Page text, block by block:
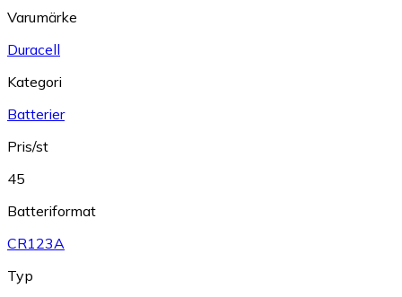
Varumärke
Duracell
Kategori
Batterier
Pris/st
45
Batteriformat
CR123A
Typ